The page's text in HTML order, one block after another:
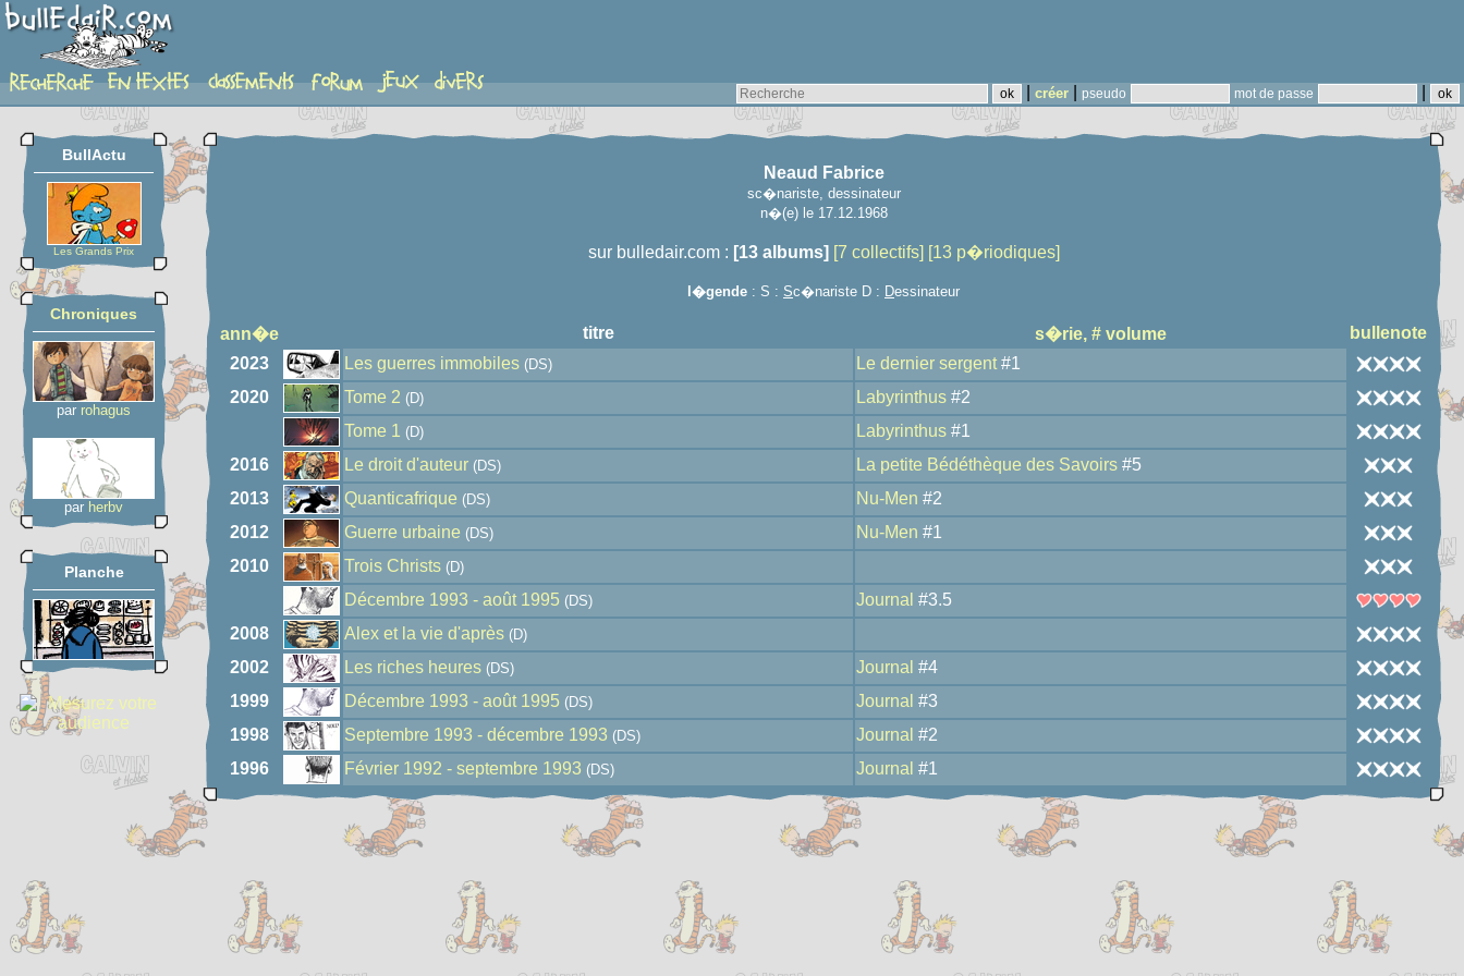
créer pseudo mot de passe
auteur
BullActu
Les Grands Prix
Chroniques
par rohagus
par herbv
Planche
Neaud Fabrice
sc�nariste, dessinateur
n�(e) le 17.12.1968
sur bulledair.com : [13 albums] [7 collectifs] [13 p�riodiques]
l�gende : S : Sc�nariste D : Dessinateur
ann�e titre s�rie, # volume
bullenote
2023
Les guerres immobiles (DS) Le dernier sergent #1
2020
Tome 2 (D) Labyrinthus #2
Tome 1
(D) Labyrinthus #1
2016
Le droit d'auteur (DS) La petite Bédéthèque des Savoirs #5
2013
Quanticafrique (DS) Nu-Men #2
2012
Guerre urbaine (DS) Nu-Men #1
2010
Trois Christs (D)
Décembre 1993 - août 1995 (DS) Journal #3.5
2008
Alex et la vie d'après (D)
2002 Les riches heures (DS) Journal #4
1999
Décembre 1993 - août 1995 (DS) Journal #3
1998
Septembre 1993 - décembre 1993 (DS) Journal #2
1996
Février 1992 - septembre 1993 (DS) Journal #1